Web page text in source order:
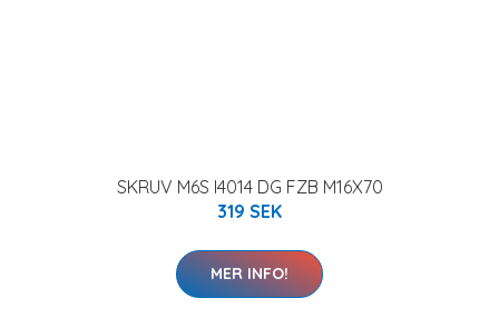
SKRUV M6S I4014 DG FZB M16X70
319 SEK
MER INFO!